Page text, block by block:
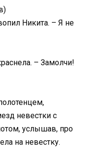
Никита. – Я не
– Замолчи!
невестки с
услышав, про
на невестку.